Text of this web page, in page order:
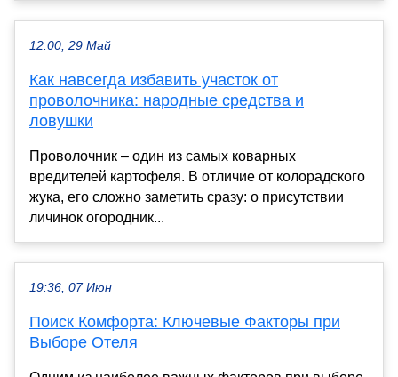
12:00, 29 Май
Как навсегда избавить участок от
проволочника: народные средства и
ловушки
Проволочник – один из самых коварных
вредителей картофеля. В отличие от колорадского
жука, его сложно заметить сразу: о присутствии
личинок огородник...
19:36, 07 Июн
Поиск Комфорта: Ключевые Факторы при
Выборе Отеля